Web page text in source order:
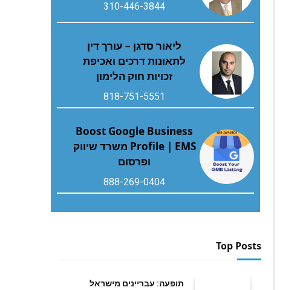
310-446-3844
ליאור סדגן – עורך דין
לתאונות דרכים ואכיפת
זכויות חוק הלימון
818-751-5551
Boost Google Business
Profile | EMS משרד שיווק
ופרסום
888-269-0404
Top Posts
תופעה: עבריינים מישראל